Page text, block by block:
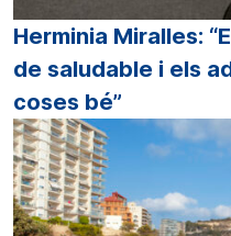
Herminia Miralles:
de saludable i els
coses bé”